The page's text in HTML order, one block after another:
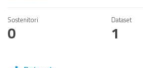
Sostenitori
0
Dataset
1